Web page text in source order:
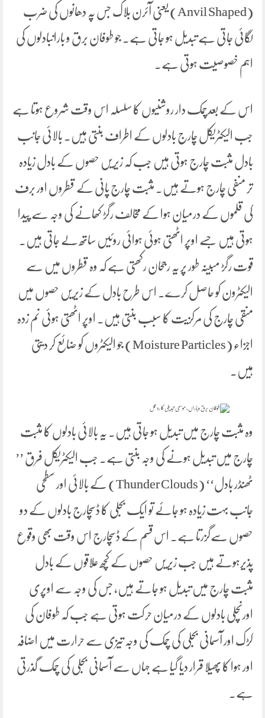
(Anvil Shaped) یعنی آئرن بلاک جس پہ دھانوں کی ضرب
لگائی جاتی ہے تبدیل ہو جاتی ہے۔ جو طوفان برق و باراںبادلوں کی
اہم خصوصیت ہوتی ہے۔
اس کے بعدچمک دار روشنیوں کا سلسلہ اس وقت شروع ہوتا ہے
جب الیکٹریکل چارج بادلوں کے اطراف بنتی ہیں۔ بالائی جانب
بادل مثبت چارج ہوتی ہیں جب کہ زیریں حصوں کے بادل زیادہ
تر منفی چارج ہوتے ہیں۔ مثبت چارج پانی کے قطروں اور برف
کی قلموں کے درمیان ہوا کے مخالف رگڑ کھانے کی وجہ سے پیدا
ہوتی ہیں جسے اوپر اٹھتی ہوئی ہوائی روئیں ساتھ لے جاتی ہیں۔
قوت رگڑ مبینہ طور پر یہ رجحان رکھتی ہے کہ وہ قطروں میں سے
الیکٹرون کو حاصل کرے۔ اس طرح بادل کے زیریں حصوں میں
منقی چارج کی مرکزیت کا سبب بنتی ہیں۔ اوپر اٹھتی ہوئی نم زدہ
اجزاء (Moisture Particles) جو الیکٹروں کو ضائع کر دیتی
ہیں۔
وہ مثبت چارج میں تبدیل ہو جاتی ہیں۔ یہ بالائی بادلوں کا مثبت
چارج میں تبدیل ہونے کی وجہ بنتی ہے۔ جب الیکٹریکل فرق ’’
ٹھنڈر بادل‘‘ (Thunder Clouds) کے بالائی اور سطحی
جانب بہت زیادہ ہو جائے تو ایک بجلی کا ڈسچارج بادلوں کے دو
حصوں سےگزرتا ہے۔ اس قسم کے ڈسچارج اس وقت بھی وقوع
پذیرہوتے ہیں جب زیریں حصوں کے کچھ علاقوں کے بادل
مثبت چارج میں تبدیل ہو جاتے ہیں، جس کی وجہ سے اوپری
اورنچلی بادلوں کے درمیان حرکت ہوتی ہے جب کہ طوفان کی
کڑک اور آسمانی بجلی کی چمک کی وجہ تیزی سے حرارت میں اضافہ
اور ہوا کا پھیلا قرار دیا گیا ہے جہاں سے آسمانی بجلی کی چمک گذرتی
ہے۔